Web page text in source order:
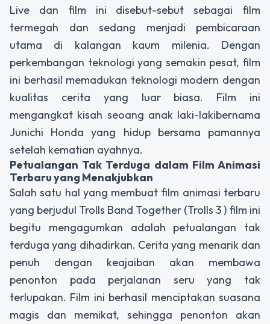
Live dan film ini disebut-sebut sebagai film
termegah dan sedang menjadi pembicaraan
utama di kalangan kaum milenia. Dengan
perkembangan teknologi yang semakin pesat, film
ini berhasil memadukan teknologi modern dengan
kualitas cerita yang luar biasa. Film ini
mengangkat kisah seoang anak laki-lakibernama
Junichi Honda yang hidup bersama pamannya
setelah kematian ayahnya.
Petualangan Tak Terduga dalam Film Animasi
Terbaru yang Menakjubkan
Salah satu hal yang membuat film animasi terbaru
yang berjudul Trolls Band Together (Trolls 3 ) film ini
begitu mengagumkan adalah petualangan tak
terduga yang dihadirkan. Cerita yang menarik dan
penuh dengan keajaiban akan membawa
penonton pada perjalanan seru yang tak
terlupakan. Film ini berhasil menciptakan suasana
magis dan memikat, sehingga penonton akan